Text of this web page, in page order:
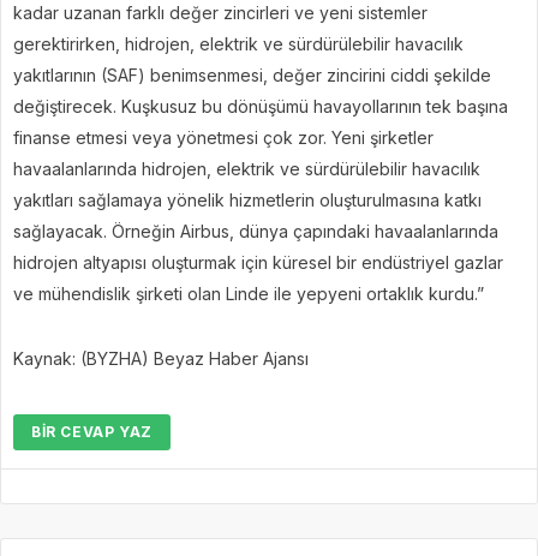
kadar uzanan farklı değer zincirleri ve yeni sistemler
gerektirirken, hidrojen, elektrik ve sürdürülebilir havacılık
yakıtlarının (SAF) benimsenmesi, değer zincirini ciddi şekilde
değiştirecek. Kuşkusuz bu dönüşümü havayollarının tek başına
finanse etmesi veya yönetmesi çok zor. Yeni şirketler
havaalanlarında hidrojen, elektrik ve sürdürülebilir havacılık
yakıtları sağlamaya yönelik hizmetlerin oluşturulmasına katkı
sağlayacak. Örneğin Airbus, dünya çapındaki havaalanlarında
hidrojen altyapısı oluşturmak için küresel bir endüstriyel gazlar
ve mühendislik şirketi olan Linde ile yepyeni ortaklık kurdu.”
Kaynak: (BYZHA) Beyaz Haber Ajansı
BIR CEVAP YAZ